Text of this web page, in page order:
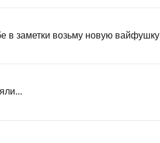
в заметки возьму новую вайфушку